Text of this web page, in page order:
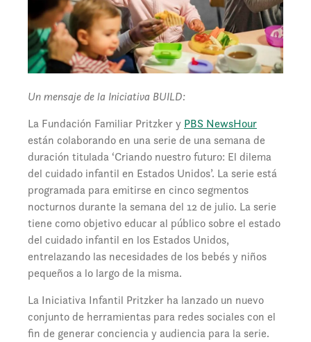
Un mensaje de la Iniciativa BUILD:
La Fundación Familiar Pritzker y PBS NewsHour
están colaborando en una serie de una semana de
duración titulada ‘Criando nuestro futuro: El dilema
del cuidado infantil en Estados Unidos’. La serie está
programada para emitirse en cinco segmentos
nocturnos durante la semana del 12 de julio. La serie
tiene como objetivo educar al público sobre el estado
del cuidado infantil en los Estados Unidos,
entrelazando las necesidades de los bebés y niños
pequeños a lo largo de la misma.
La Iniciativa Infantil Pritzker ha lanzado un nuevo
conjunto de herramientas para redes sociales con el
fin de generar conciencia y audiencia para la serie.